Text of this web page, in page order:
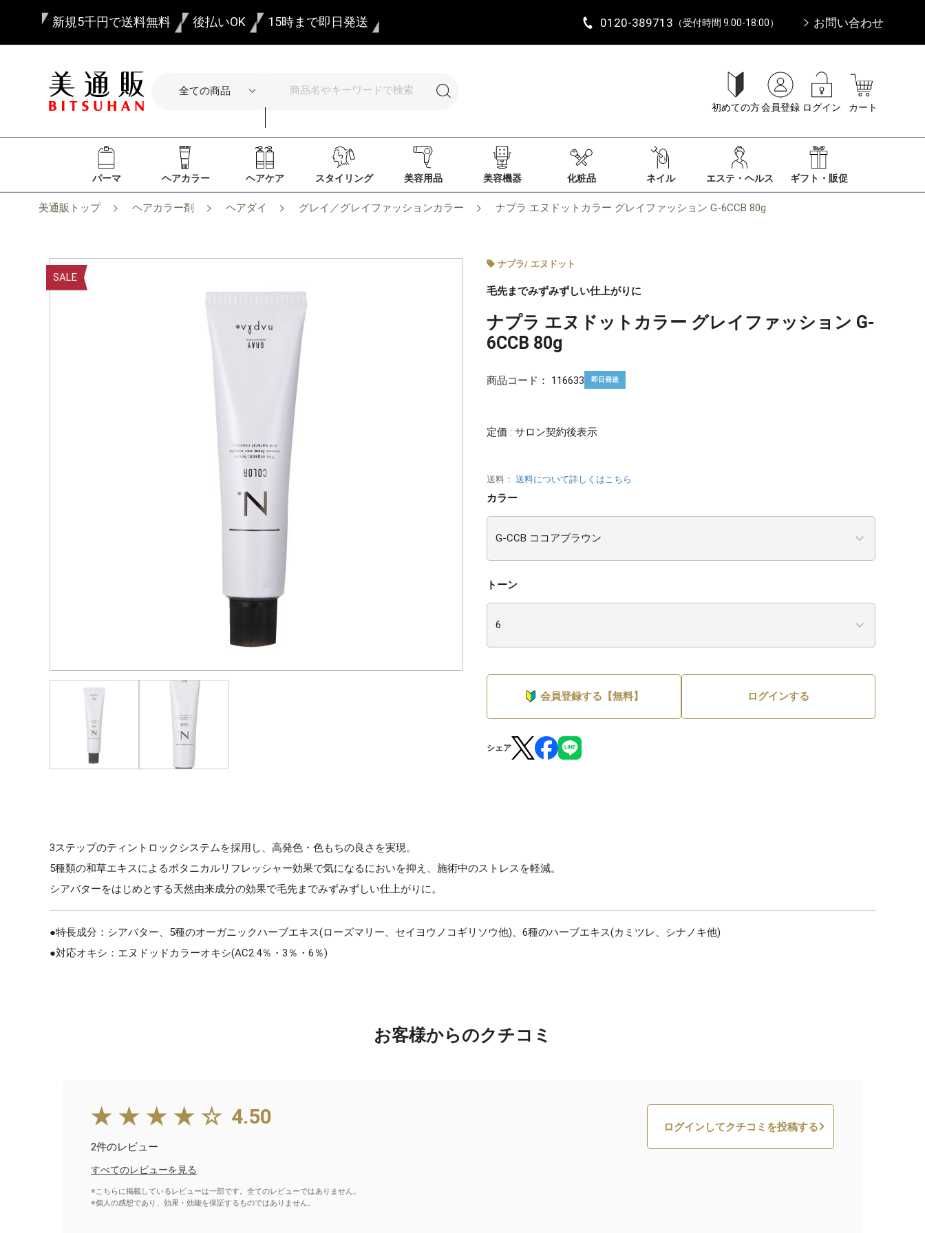
新規5千円で送料無料 後払いOK 15時まで即日発送 0120-389713 （受付時間 9:00-18:00） お問い合わせ
初めての方会員登録 ログイン カート
パーマ ヘアカラー ヘアケア スタイリング 美容用品 美容機器 化粧品 ネイル エステ・ヘルス ギフト・販促
美通販トップ ヘアカラー剤 ヘアダイ グレイ／グレイファッションカラー ナプラ エヌドットカラー グレイファッション G-6CCB 80g
SALE
ナプラ/ エヌドット
毛先までみずみずしい仕上がりに
ナプラ エヌドットカラー グレイファッション G-
6CCB 80g
商品コード： 116633 即日発送
定価 : サロン契約後表示
送料： 送料について詳しくはこちら
カラー
トーン
会員登録する【無料】 ログインする
シェア
3ステップのティントロックシステムを採用し、高発色・色もちの良さを実現。
5種類の和草エキスによるボタニカルリフレッシャー効果で気になるにおいを抑え、施術中のストレスを軽減。
シアバターをはじめとする天然由来成分の効果で毛先までみずみずしい仕上がりに。
●特長成分：シアバター、5種のオーガニックハーブエキス(ローズマリー、セイヨウノコギリソウ他)、6種のハーブエキス(カミツレ、シナノキ他)
●対応オキシ：エヌドッドカラーオキシ(AC2.4％・3％・6％)
お客様からのクチコミ
★★★★☆ 4.50
2件のレビュー
すべてのレビューを見る
※こちらに掲載しているレビューは一部です。全てのレビューではありません。
※個人の感想であり、効果・効能を保証するものではありません。
ログインしてクチコミを投稿する